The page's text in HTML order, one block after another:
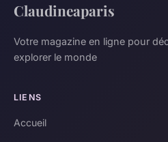
Claudineaparis
Votre magazine en ligne pour
explorer le monde
LIENS
Accueil